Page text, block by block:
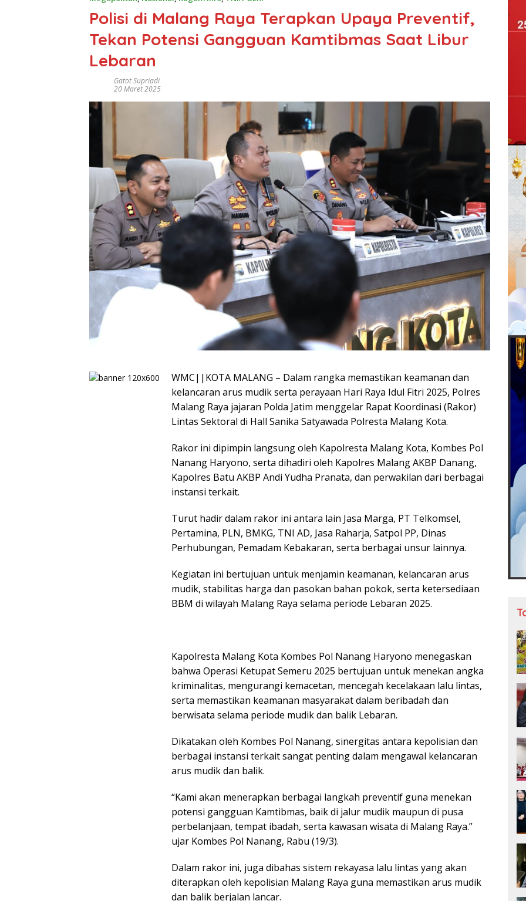
Polisi di Malang Raya Terapkan Upaya Preventif,
Tekan Potensi Gangguan Kamtibmas Saat Libur
Lebaran
Gatot Supriadi
20 Maret 2025
WMC||KOTA MALANG – Dalam rangka memastikan keamanan dan
kelancaran arus mudik serta perayaan Hari Raya Idul Fitri 2025, Polres
Malang Raya jajaran Polda Jatim menggelar Rapat Koordinasi (Rakor)
Lintas Sektoral di Hall Sanika Satyawada Polresta Malang Kota.
Rakor ini dipimpin langsung oleh Kapolresta Malang Kota, Kombes Pol
Nanang Haryono, serta dihadiri oleh Kapolres Malang AKBP Danang,
Kapolres Batu AKBP Andi Yudha Pranata, dan perwakilan dari berbagai
instansi terkait.
Turut hadir dalam rakor ini antara lain Jasa Marga, PT Telkomsel,
Pertamina, PLN, BMKG, TNI AD, Jasa Raharja, Satpol PP, Dinas
Perhubungan, Pemadam Kebakaran, serta berbagai unsur lainnya.
Kegiatan ini bertujuan untuk menjamin keamanan, kelancaran arus
mudik, stabilitas harga dan pasokan bahan pokok, serta ketersediaan
BBM di wilayah Malang Raya selama periode Lebaran 2025.
Kapolresta Malang Kota Kombes Pol Nanang Haryono menegaskan
bahwa Operasi Ketupat Semeru 2025 bertujuan untuk menekan angka
kriminalitas, mengurangi kemacetan, mencegah kecelakaan lalu lintas,
serta memastikan keamanan masyarakat dalam beribadah dan
berwisata selama periode mudik dan balik Lebaran.
Dikatakan oleh Kombes Pol Nanang, sinergitas antara kepolisian dan
berbagai instansi terkait sangat penting dalam mengawal kelancaran
arus mudik dan balik.
“Kami akan menerapkan berbagai langkah preventif guna menekan
potensi gangguan Kamtibmas, baik di jalur mudik maupun di pusa
perbelanjaan, tempat ibadah, serta kawasan wisata di Malang Raya.”
ujar Kombes Pol Nanang, Rabu (19/3).
Dalam rakor ini, juga dibahas sistem rekayasa lalu lintas yang akan
diterapkan oleh kepolisian Malang Raya guna memastikan arus mudik
dan balik berjalan lancar.